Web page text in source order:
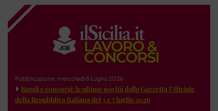
Pubblicazione: mercoledì 8 Luglio 2026
Bandi e concorsi: le ultime novità dalla Gazzetta Ufficiale
della Repubblica Italiana del 3 e 7 luglio 2026